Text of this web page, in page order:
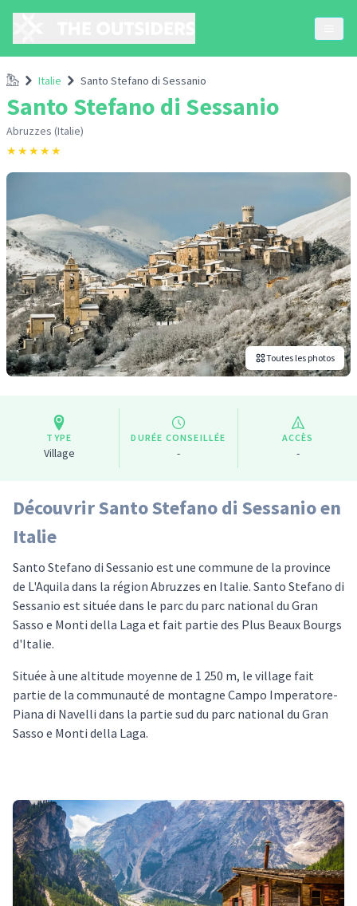
Accueil
Italie Santo Stefano di Sessanio
Santo Stefano di Sessanio
Abruzzes (Italie)
★★★★★
Toutes les photos
TYPE
Village
DURÉE CONSEILLÉE
-
ACCÈS
-
Découvrir Santo Stefano di Sessanio en
Italie
Santo Stefano di Sessanio est une commune de la province
de L'Aquila dans la région Abruzzes en Italie. Santo Stefano di
Sessanio est située dans le parc du parc national du Gran
Sasso e Monti della Laga et fait partie des Plus Beaux Bourgs
d'Italie.
Située à une altitude moyenne de 1 250 m, le village fait
partie de la communauté de montagne Campo Imperatore-
Piana di Navelli dans la partie sud du parc national du Gran
Sasso e Monti della Laga.